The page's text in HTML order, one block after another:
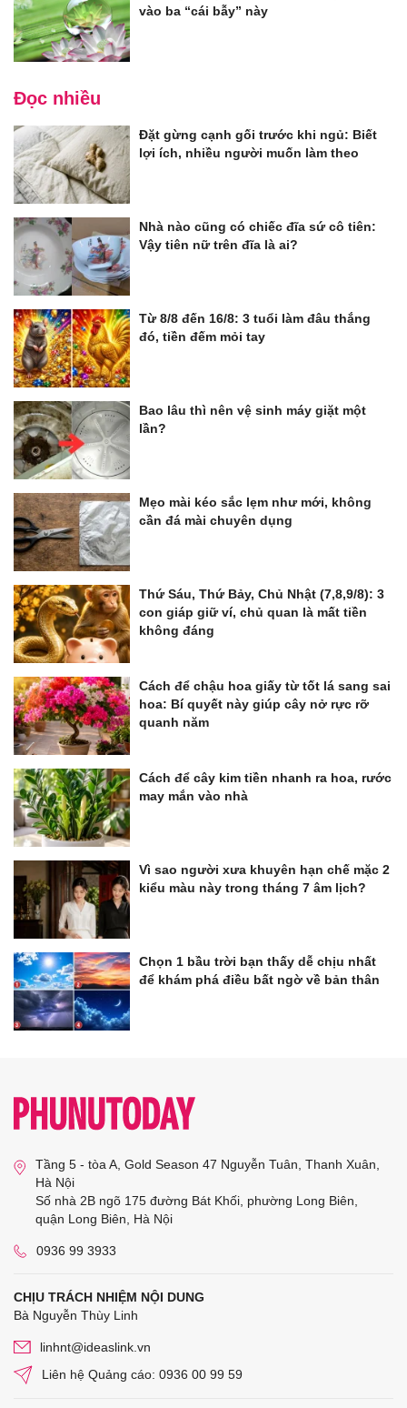
vào ba “cái bẫy” này
Đọc nhiều
Đặt gừng cạnh gối trước khi ngủ: Biết
lợi ích, nhiều người muốn làm theo
Nhà nào cũng có chiếc đĩa sứ cô tiên:
Vậy tiên nữ trên đĩa là ai?
Từ 8/8 đến 16/8: 3 tuổi làm đâu thắng
đó, tiền đếm mỏi tay
Bao lâu thì nên vệ sinh máy giặt một
lần?
Mẹo mài kéo sắc lẹm như mới, không
cần đá mài chuyên dụng
Thứ Sáu, Thứ Bảy, Chủ Nhật (7,8,9/8): 3
con giáp giữ ví, chủ quan là mất tiền
không đáng
Cách để chậu hoa giấy từ tốt lá sang sai
hoa: Bí quyết này giúp cây nở rực rỡ
quanh năm
Cách để cây kim tiền nhanh ra hoa, rước
may mắn vào nhà
Vì sao người xưa khuyên hạn chế mặc 2
kiểu màu này trong tháng 7 âm lịch?
Chọn 1 bầu trời bạn thấy dễ chịu nhất
để khám phá điều bất ngờ về bản thân
Tầng 5 - tòa A, Gold Season 47 Nguyễn Tuân, Thanh Xuân,
Hà Nội
Số nhà 2B ngõ 175 đường Bát Khối, phường Long Biên,
quận Long Biên, Hà Nội
0936 99 3933
CHỊU TRÁCH NHIỆM NỘI DUNG
Bà Nguyễn Thùy Linh
linhnt@ideaslink.vn
Liên hệ Quảng cáo: 0936 00 99 59